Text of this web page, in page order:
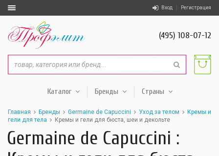
Вход Регистрация
(495) 108-07-12
Каталог Бренды Страны
Главная Бренды Germaine de Capuccini Уход за телом
Кремы и
гели для тела
Кремы и гели для бюста, шеи и декольте
Germaine de Capuccini :